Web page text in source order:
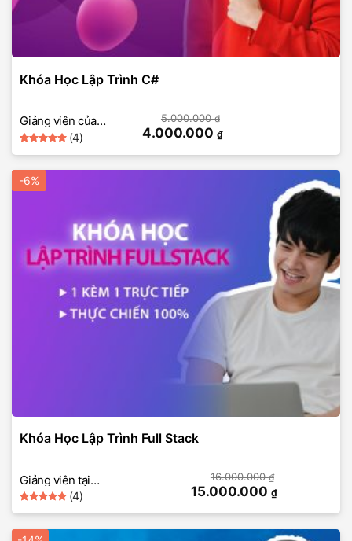
Khóa Học Lập Trình C#
Giảng viên của
SkillMall
based on
customer
ratings
(4)
5.000.000₫
4.000.000 ₫
-6%
Khóa Học Lập Trình Full Stack
Giảng viên tại
SkillMall (Lập trình)
5
based on
(4)
16.000.000₫
15.000.000 ₫